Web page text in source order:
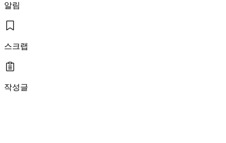
알림
스크랩
작성글